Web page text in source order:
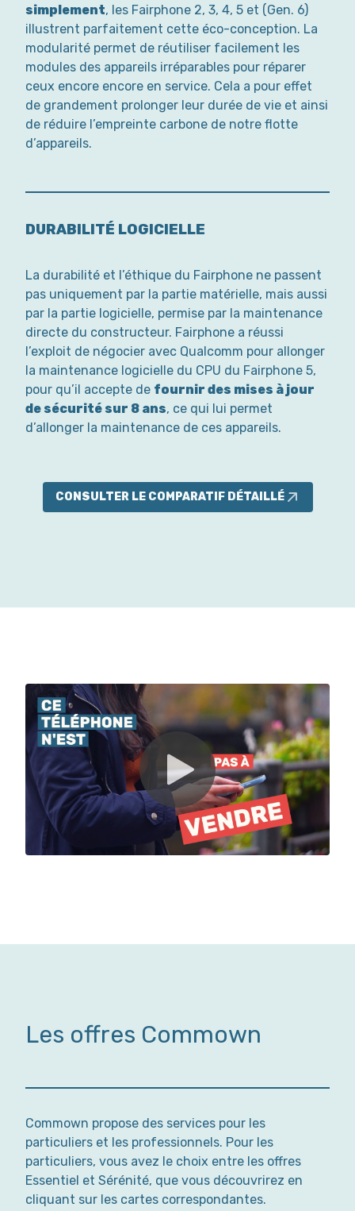
simplement, les Fairphone 2, 3, 4, 5 et (Gen. 6)
illustrent parfaitement cette éco-conception. La
modularité permet de réutiliser facilement les
modules des appareils irréparables pour réparer
ceux encore encore en service. Cela a pour effet
de grandement prolonger leur durée de vie et ainsi
de réduire l’empreinte carbone de notre flotte
d’appareils.
DURABILITÉ LOGICIELLE
La durabilité et l’éthique du Fairphone ne passent
pas uniquement par la partie matérielle, mais aussi
par la partie logicielle, permise par la maintenance
directe du constructeur. Fairphone a réussi
l’exploit de négocier avec Qualcomm pour allonger
la maintenance logicielle du CPU du Fairphone 5,
pour qu’il accepte de fournir des mises à jour
de sécurité sur 8 ans, ce qui lui permet
d’allonger la maintenance de ces appareils.
CONSULTER LE COMPARATIF DÉTAILLÉ
Les offres Commown
Commown propose des services pour les
particuliers et les professionnels. Pour les
particuliers, vous avez le choix entre les offres
Essentiel et Sérénité, que vous découvrirez en
cliquant sur les cartes correspondantes.